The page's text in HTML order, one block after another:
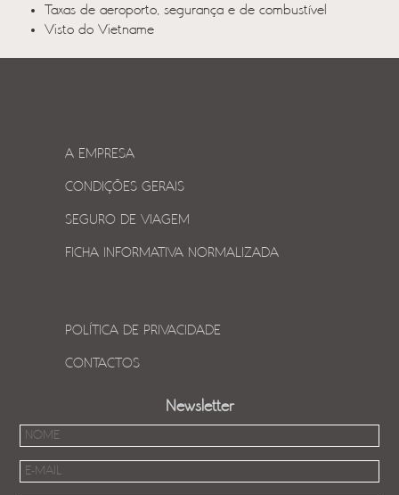
Taxas de aeroporto, segurança e de combustível
Visto do Vietname
A EMPRESA
CONDIÇÕES GERAIS
SEGURO DE VIAGEM
FICHA INFORMATIVA NORMALIZADA
POLÍTICA DE PRIVACIDADE
CONTACTOS
Newsletter